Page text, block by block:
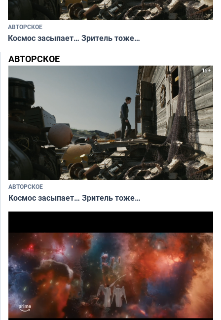
АВТОРСКОЕ
Космос засыпает… Зритель тоже…
АВТОРСКОЕ
АВТОРСКОЕ
Космос засыпает… Зритель тоже…